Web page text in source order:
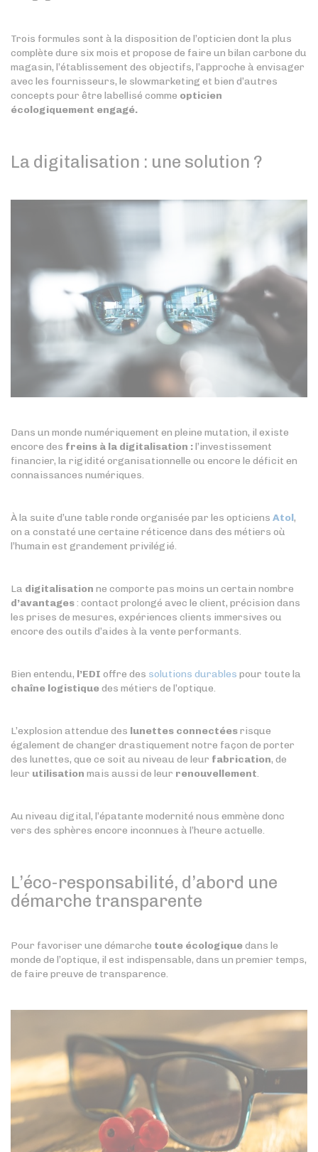
Trois formules sont à la disposition de l’opticien dont la plus
complète dure six mois et propose de faire un bilan carbone du
magasin, l’établissement des objectifs, l’approche à envisager
avec les fournisseurs, le slowmarketing et bien d’autres
concepts pour être labellisé comme opticien
écologiquement engagé.
La digitalisation : une solution ?
Dans un monde numériquement en pleine mutation, il existe
encore des freins à la digitalisation :l’investissement
financier, la rigidité organisationnelle ou encore le déficit en
connaissances numériques.
À la suite d’une table ronde organisée par les opticiens Atol,
on a constaté une certaine réticence dans des métiers où
l’humain est grandement privilégié.
La digitalisation ne comporte pas moins un certain nombre
d’avantages: contact prolongé avec le client, précision dans
les prises de mesures, expériences clients immersives ou
encore des outils d’aides à la vente performants.
Bien entendu, l’EDI offre des solutions durables pour toute la
chaîne logistiquedes métiers de l’optique.
L’explosion attendue des lunettes connectéesrisque
également de changer drastiquement notre façon de porter
des lunettes, que ce soit au niveau de leur fabrication, de
leur utilisation mais aussi de leur renouvellement.
Au niveau digital, l’épatante modernité nous emmène donc
vers des sphères encore inconnues à l’heure actuelle.
L’éco-responsabilité, d’abord une
démarche transparente
Pour favoriser une démarche toute écologiquedans le
monde de l’optique, il est indispensable, dans un premier temps,
de faire preuve de transparence.